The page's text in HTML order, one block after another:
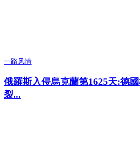
一路风情
俄羅斯入侵烏克蘭第1625天:德
裂...